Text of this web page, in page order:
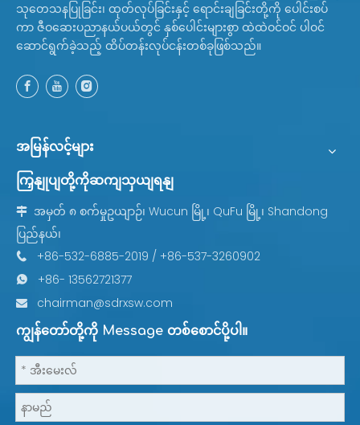
သုတေသနပြုခြင်း၊ ထုတ်လုပ်ခြင်းနှင့် ရောင်းချခြင်းတို့ကို ပေါင်းစပ်
ကာ ဇီဝဆေးပညာနယ်ပယ်တွင် နှစ်ပေါင်းများစွာ ထဲထဲဝင်ဝင် ပါဝင်
ဆောင်ရွက်ခဲ့သည့် ထိပ်တန်းလုပ်ငန်းတစ်ခုဖြစ်သည်။
အမြန်လင့်များ
ကြှနျုပျတို့ကိုဆကျသှယျရနျ

အမှတ် ၈ စက်မှုဥယျာဉ်၊ Wucun မြို့၊ QuFu မြို့၊ Shandong
ပြည်နယ်၊
 +86-532-6885-2019 / +86-537-3260902
 +86- 13562721377
 chairman@sdrxsw.com
ကျွန်တော်တို့ကို Message တစ်စောင်ပို့ပါ။